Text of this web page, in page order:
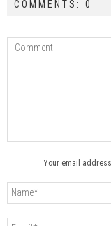
COMMENTS: 0
Your email